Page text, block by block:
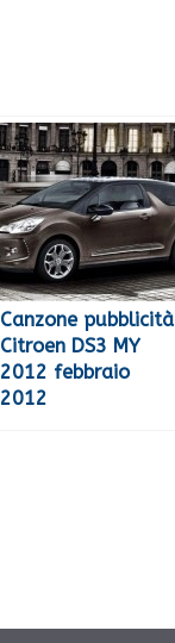
Canzone pubblicità
Citroen DS3 MY
2012 febbraio
2012